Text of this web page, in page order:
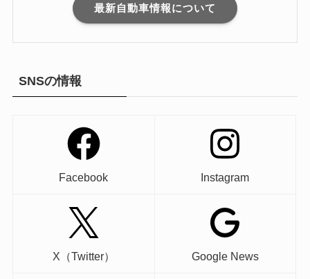
最新自動車情報について
SNSの情報
Facebook Instagram
X（Twitter） Google News